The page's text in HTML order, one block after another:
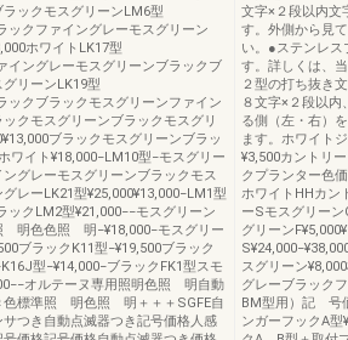
ックモスグリーンLM6型
ックファイングレーモスグリーン
ホワイトLK17型
イングレーモスグリーンブラックブ
リーンLK19型
ックブラックモスグリーンファイン
クモスグリーンブラックモスグリ
ブラックモスグリーンブラッ
ワイト¥18,000−LM10型−モスグリー
グレーモスグリーンブラックモス
レーLK21型¥25,000¥13,000−LM1型
ックLM2型¥21,000−−モスグリーン
明色色照 明−¥18,000−モスグリー
ブラックK11型−¥19,500ブラック
型−¥14,000−ブラックFK1型スモ
オルテーヌ専用照明色照 明自動
色標準照 明色照 明＋＋＋SGFE自
つき自動点滅器つき記号価格人感
文字×２段以内文
す。外側から見
い。●ステンレス
す。詳しくは、
２型の打ち抜き
８文字×２段以
る側（左・右）
ます。ホワイト
¥3,500カントリ
クプランター色
ホワイトHHカン
ーSモスグリーン
グリーン
スグリーン
グレーブラック
BM型用）記 号
ンガーフックA型